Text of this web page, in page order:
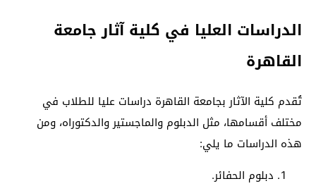
الدراسات العليا في كلية آثار جامعة
القاهرة
تُقدم كلية الآثار بجامعة القاهرة دراسات عليا للطلاب في
مختلف أقسامها، مثل الدبلوم والماجستير والدكتوراه، ومن
هذه الدراسات ما يلي:
دبلوم الحفائر.